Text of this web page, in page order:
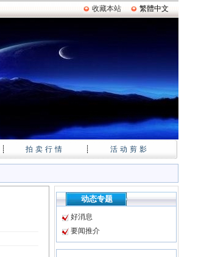
收藏本站 繁體中文
┊ 拍卖行情 ┊ 活动剪影
动态专题
好消息
要闻推介